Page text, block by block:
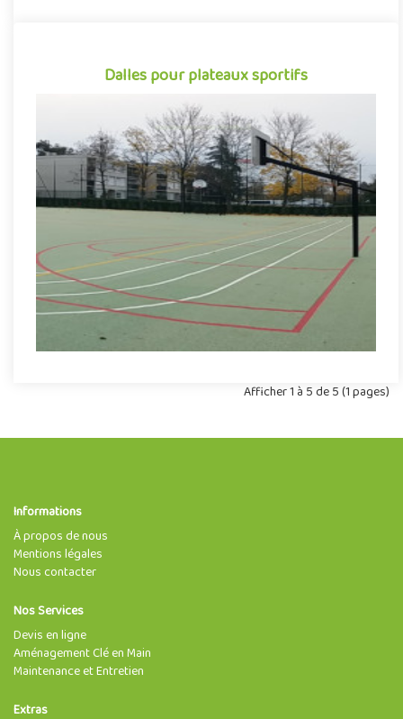
Dalles pour plateaux sportifs
Dalles pour plateaux sportifs
Revêtement de sol pour plateaux sportifs sous forme de dalles
à clipser, Flexipads se présente comme la solution idéale pour ..
Indiquez la surface en m²
Afficher 1 à 5 de 5 (1 pages)
Informations
À propos de nous
Mentions légales
Nous contacter
Nos Services
Devis en ligne
Aménagement Clé en Main
Maintenance et Entretien
Extras